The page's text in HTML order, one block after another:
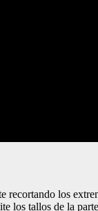
recortando los
los tallos de la